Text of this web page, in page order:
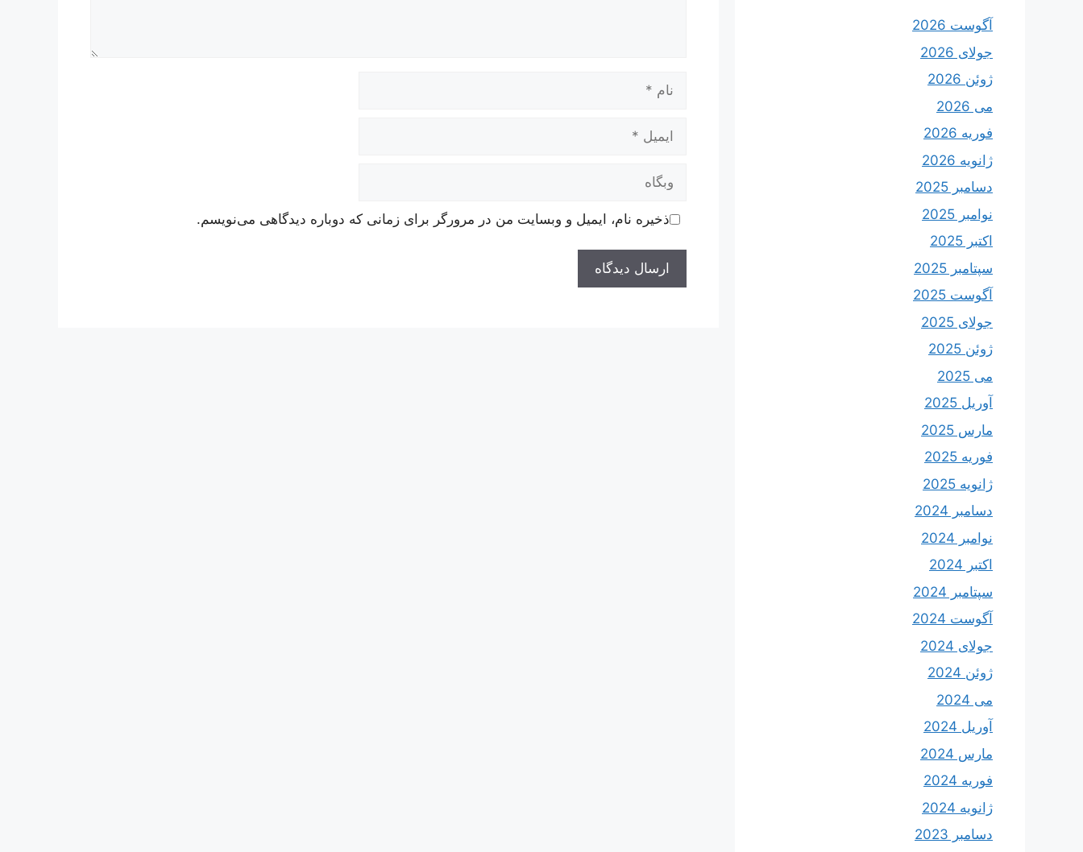
وبگاه
ذخیره نام، ایمیل و وبسایت من در مرورگر برای زمانی که دوباره دیدگاهی می‌نویسم.
آگوست 2026
جولای 2026
ژوئن 2026
می 2026
فوریه 2026
ژانویه 2026
دسامبر 2025
نوامبر 2025
اکتبر 2025
سپتامبر 2025
آگوست 2025
جولای 2025
ژوئن 2025
می 2025
آوریل 2025
مارس 2025
فوریه 2025
ژانویه 2025
دسامبر 2024
نوامبر 2024
اکتبر 2024
سپتامبر 2024
آگوست 2024
جولای 2024
ژوئن 2024
می 2024
آوریل 2024
مارس 2024
فوریه 2024
ژانویه 2024
دسامبر 2023